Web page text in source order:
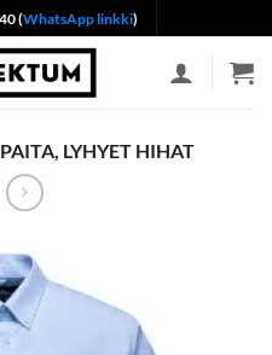
(WhatsApp linkki)
LYHYET HIHAT